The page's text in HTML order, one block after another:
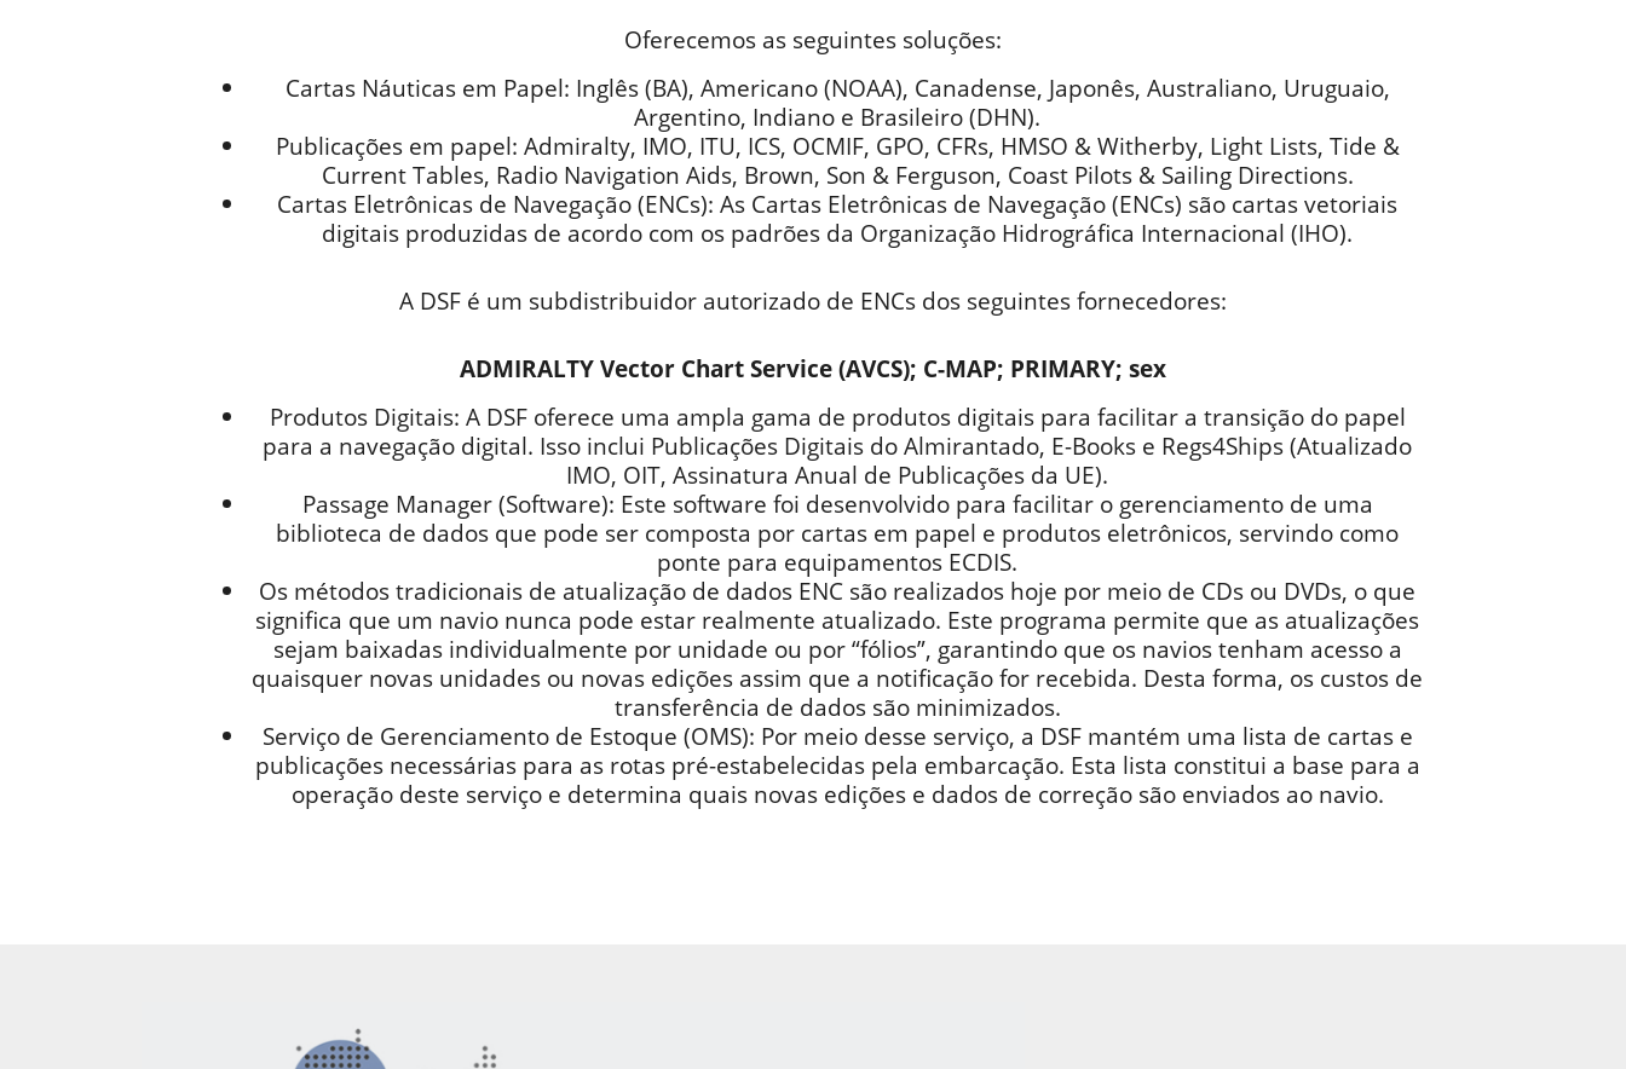
Oferecemos as seguintes soluções:
Cartas Náuticas em Papel: Inglês (BA), Americano (NOAA), Canadense, Japonês, Australiano, Uruguaio,
Argentino, Indiano e Brasileiro (DHN).
Publicações em papel: Admiralty, IMO, ITU, ICS, OCMIF, GPO, CFRs, HMSO & Witherby, Light Lists, Tide &
Current Tables, Radio Navigation Aids, Brown, Son & Ferguson, Coast Pilots & Sailing Directions.
Cartas Eletrônicas de Navegação (ENCs): As Cartas Eletrônicas de Navegação (ENCs) são cartas vetoriais
digitais produzidas de acordo com os padrões da Organização Hidrográfica Internacional (IHO).
A DSF é um subdistribuidor autorizado de ENCs dos seguintes fornecedores:
ADMIRALTY Vector Chart Service (AVCS); C-MAP; PRIMARY; sex
Produtos Digitais: A DSF oferece uma ampla gama de produtos digitais para facilitar a transição do papel
para a navegação digital. Isso inclui Publicações Digitais do Almirantado, E-Books e Regs4Ships (Atualizado
IMO, OIT, Assinatura Anual de Publicações da UE).
Passage Manager (Software): Este software foi desenvolvido para facilitar o gerenciamento de uma
biblioteca de dados que pode ser composta por cartas em papel e produtos eletrônicos, servindo como
ponte para equipamentos ECDIS.
Os métodos tradicionais de atualização de dados ENC são realizados hoje por meio de CDs ou DVDs, o que
significa que um navio nunca pode estar realmente atualizado. Este programa permite que as atualizações
sejam baixadas individualmente por unidade ou por “fólios”, garantindo que os navios tenham acesso a
quaisquer novas unidades ou novas edições assim que a notificação for recebida. Desta forma, os custos de
transferência de dados são minimizados.
Serviço de Gerenciamento de Estoque (OMS): Por meio desse serviço, a DSF mantém uma lista de cartas e
publicações necessárias para as rotas pré-estabelecidas pela embarcação. Esta lista constitui a base para a
operação deste serviço e determina quais novas edições e dados de correção são enviados ao navio.